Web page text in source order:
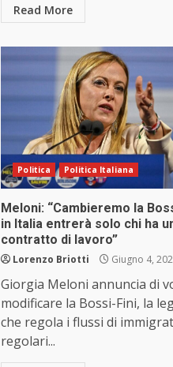
Read More
Politica Politica Italiana
Meloni: “Cambieremo la
in Italia entrerà solo chi ha
contratto di lavoro”
Lorenzo Briotti Giugno 4,
Giorgia Meloni annuncia di
modificare la Bossi-Fini, la
che regola i flussi di
regolari...